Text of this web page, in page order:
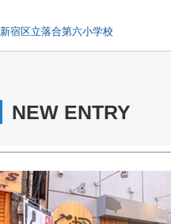
新宿区立落合第六小学校
NEW ENTRY